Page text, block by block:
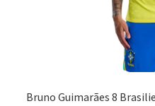
Bruno Guimarães 8